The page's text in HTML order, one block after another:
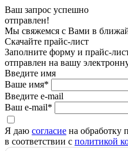
Ваш запрос успешно
отправлен!
Мы свяжемся с Вами в
Скачайте прайс-лист
Заполните форму и прайс-
отправлен на вашу
Введите имя
Ваше имя*
Введите e-mail
Ваш e-mail*
Я даю согласие на обработку
в соответствии с политикой